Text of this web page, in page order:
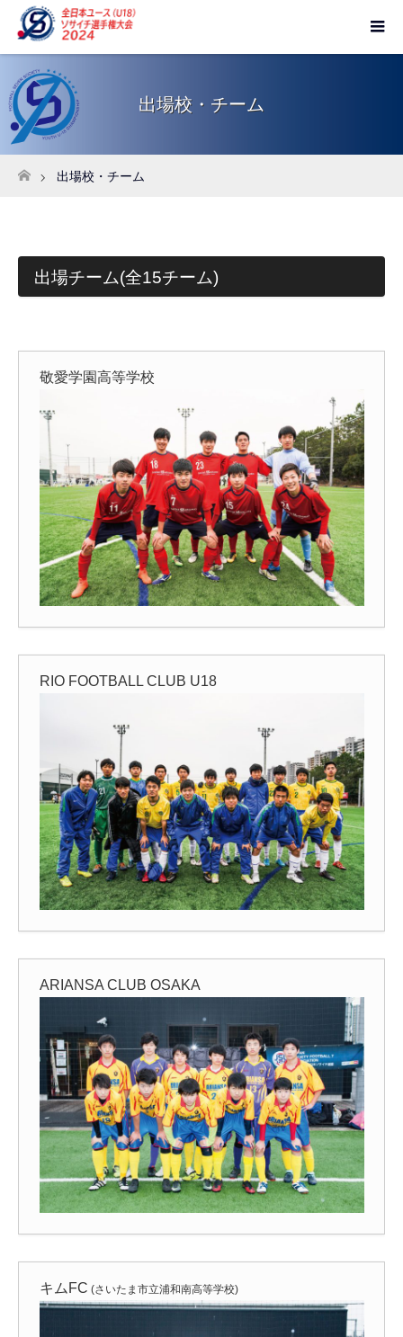
出場校・チーム
ホーム
出場校・チーム
出場チーム(全15チーム)
敬愛学園高等学校
RIO FOOTBALL CLUB U18
ARIANSA CLUB OSAKA
キムFC (さいたま市立浦和南高等学校)